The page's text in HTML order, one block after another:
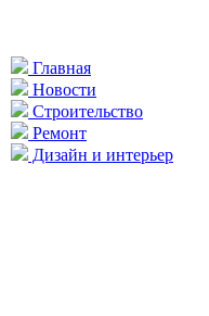
Главная
Новости
Строительство
Ремонт
Дизайн и интерьер